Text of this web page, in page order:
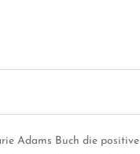
Adams Buch die positive